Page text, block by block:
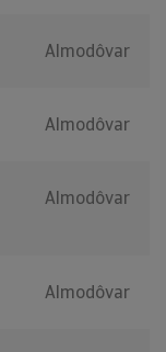
Almodôvar
Almodôvar
Almodôvar
Almodôvar